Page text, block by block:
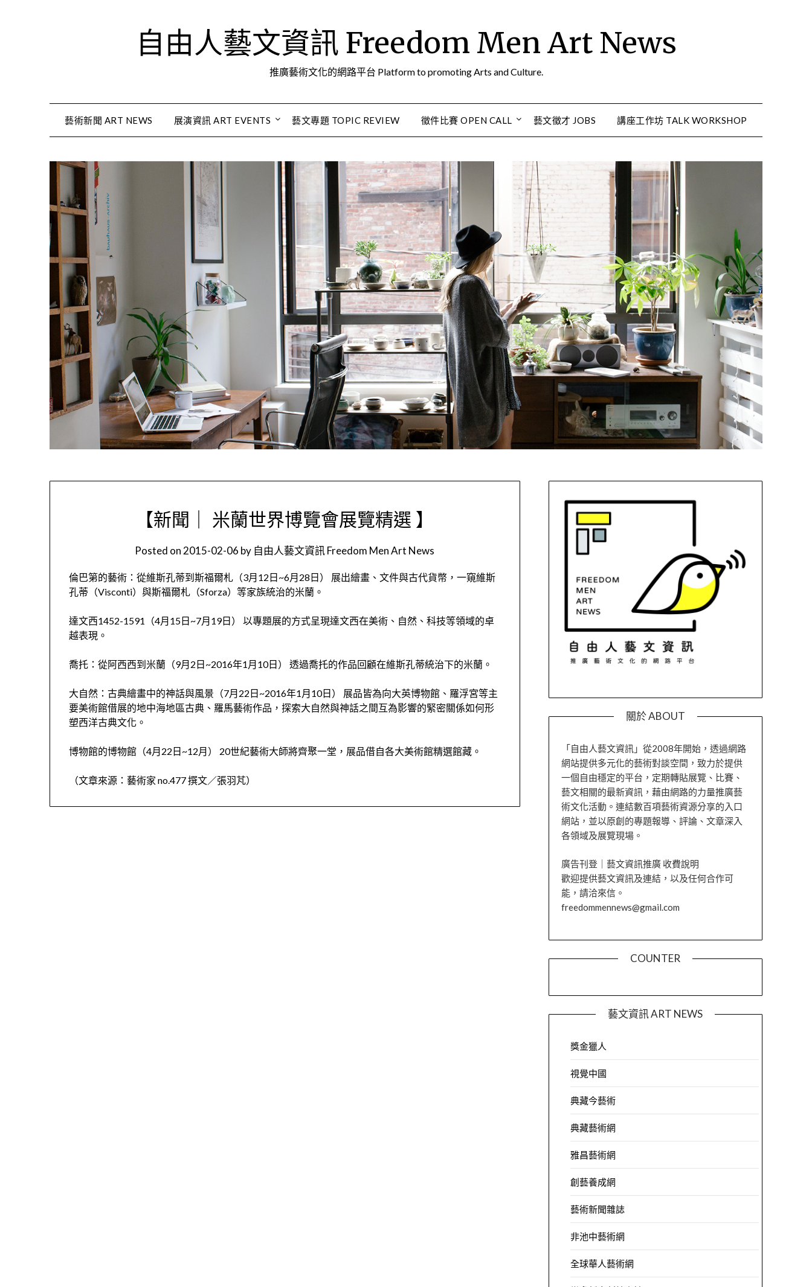
自由人藝文資訊 Freedom Men Art News
推廣藝術文化的網路平台 Platform to promoting Arts and Culture.
藝術新聞 ART NEWS 展演資訊 ART EVENTS 藝文專題 TOPIC REVIEW 徵件比賽 OPEN CALL 藝文徵才 JOBS 講座工作坊 TALK WORKSHOP
【新聞｜ 米蘭世界博覽會展覽精選 】
Posted on2015-02-06 by 自由人藝文資訊 Freedom Men Art News
倫巴第的藝術：從維斯孔蒂到斯福爾札（3月12日~6月28日） 展出繪畫、文件與古代貨幣，一窺維斯
孔蒂（Visconti）與斯福爾札（Sforza）等家族統治的米蘭。
達文西1452-1591（4月15日~7月19日） 以專題展的方式呈現達文西在美術、自然、科技等領域的卓
越表現。
喬托：從阿西西到米蘭（9月2日~2016年1月10日） 透過喬托的作品回顧在維斯孔蒂統治下的米蘭。
大自然：古典繪畫中的神話與風景（7月22日~2016年1月10日） 展品皆為向大英博物館、羅浮宮等主
要美術館借展的地中海地區古典、羅馬藝術作品，探索大自然與神話之間互為影響的緊密關係如何形
塑西洋古典文化。
博物館的博物館（4月22日~12月） 20世紀藝術大師將齊聚一堂，展品借自各大美術館精選館藏。
（文章來源：藝術家 no.477 撰文／張羽芃）
關於 ABOUT
「自由人藝文資訊」從2008年開始，透過網路
網站提供多元化的藝術對談空間，致力於提供
一個自由穩定的平台，定期轉貼展覽、比賽、
藝文相關的最新資訊，藉由網路的力量推廣藝
術文化活動。連結數百項藝術資源分享的入口
網站，並以原創的專題報導、評論、文章深入
各領域及展覽現場。
廣告刊登｜藝文資訊推廣 收費說明
歡迎提供藝文資訊及連結，以及任何合作可
能，請洽來信。
freedommennews@gmail.com
COUNTER
藝文資訊 ART NEWS
獎金獵人
視覺中國
典藏今藝術
典藏藝術網
雅昌藝術網
創藝養成網
藝術新聞雜誌
非池中藝術網
全球華人藝術網